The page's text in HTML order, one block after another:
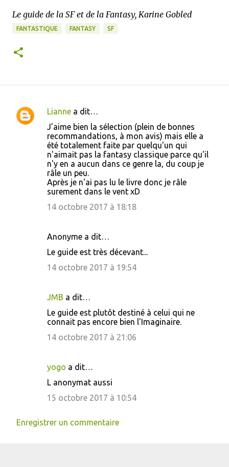
Le guide de la SF et de la Fantasy, Karine Gobled
FANTASTIQUE FANTASY SF
C
Lianne a dit…
J'aime bien la sélection (plein de bonnes
recommandations, à mon avis) mais elle a
été totalement faite par quelqu'un qui
n'aimait pas la fantasy classique parce qu'il
n'y en a aucun dans ce genre la, du coup je
râle un peu.
Après je n'ai pas lu le livre donc je râle
surement dans le vent xD
14 octobre 2017 à 18:18
Anonyme a dit…
Le guide est très décevant...
14 octobre 2017 à 19:54
JMB a dit…
Le guide est plutôt destiné à celui qui ne
connait pas encore bien l'Imaginaire.
14 octobre 2017 à 21:06
yogo a dit…
L anonymat aussi
15 octobre 2017 à 10:54
Enregistrer un commentaire